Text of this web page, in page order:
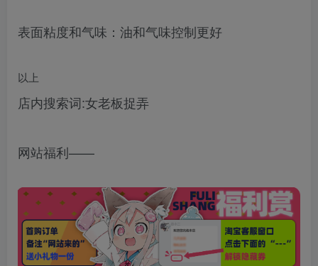
表面粘度和气味：油和气味控制更好
以上
店内搜索词:女老板捉弄
网站福利——